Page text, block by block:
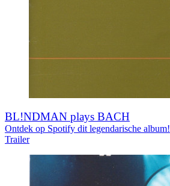
BL!NDMAN plays BACH
Ontdek op Spotify dit legendarische album!
Trailer